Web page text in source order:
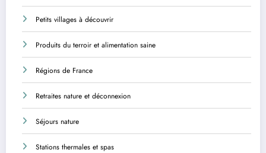
Petits villages à découvrir
Produits du terroir et alimentation saine
Régions de France
Retraites nature et déconnexion
Séjours nature
Stations thermales et spas